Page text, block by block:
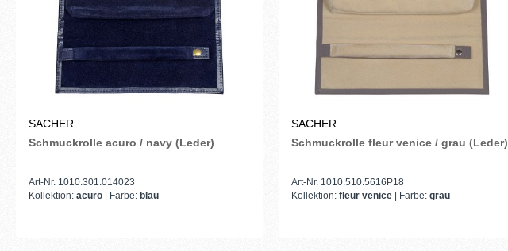
SACHER
Schmuckrolle acuro / navy (Leder)
Art-Nr. 1010.301.014023
Kollektion: acuro | Farbe: blau
SACHER
Schmuckrolle fleur venice / grau (Leder)
Art-Nr. 1010.510.5616P18
Kollektion: fleur venice | Farbe: grau